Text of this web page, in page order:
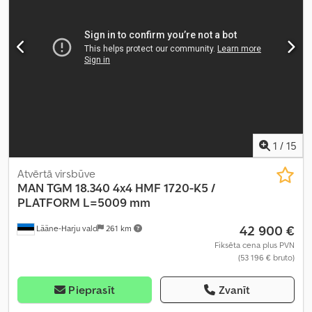
1 / 15
Lääne-Harju vald 261 km
Atvērtā virsbūve
MAN TGM 18.340 4x4 HMF 1720-K5 /
PLATFORM L=5009 mm
42 900 €
Fiksēta cena plus PVN
(53 196 € bruto)
Pieprasīt Zvanīt